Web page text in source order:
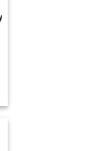
- Candy